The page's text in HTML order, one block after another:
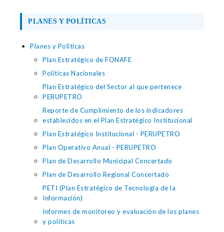
PLANES Y POLÍTICAS
Planes y Políticas
Plan Estratégico de FONAFE
Políticas Nacionales
Plan Estratégico del Sector al que pertenece
PERUPETRO
Reporte de Cumplimiento de los indicadores
establecidos en el Plan Estratégico Institucional
Plan Estratégico Institucional - PERUPETRO
Plan Operativo Anual - PERUPETRO
Plan de Desarrollo Municipal Concertado
Plan de Desarrollo Regional Concertado
PETI (Plan Estratégico de Tecnología de la
Información)
Informes de monitoreo y evaluación de los planes
y políticas